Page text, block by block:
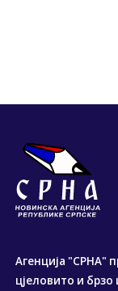
Агенција "СРНА"
цјеловито и